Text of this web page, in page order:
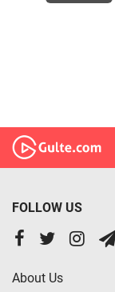
FOLLOW US
About Us